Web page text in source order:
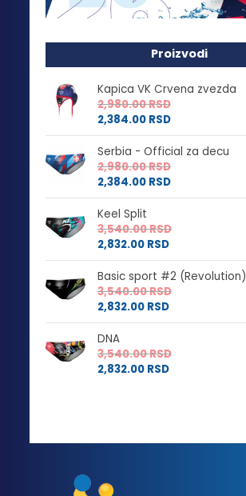
Proizvodi
Kapica VK Crvena zvezda
2,980.00RSD
2,384.00 RSD
Serbia - Official za decu
2,980.00RSD
2,384.00 RSD
Keel Split
3,540.00RSD
2,832.00 RSD
Basic sport #2 (Revolution)
3,540.00RSD
2,832.00 RSD
DNA
3,540.00RSD
2,832.00 RSD